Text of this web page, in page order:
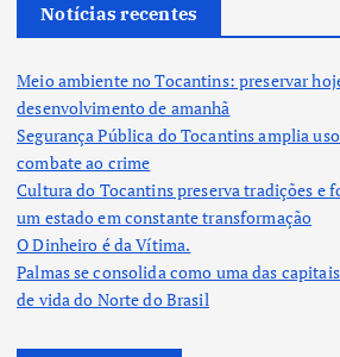
Notícias recentes
Meio ambiente no Tocantins: preservar
desenvolvimento de amanhã
Segurança Pública do Tocantins amplia
combate ao crime
Cultura do Tocantins preserva tradições e
um estado em constante transformação
O Dinheiro é da Vítima.
Palmas se consolida como uma das
de vida do Norte do Brasil